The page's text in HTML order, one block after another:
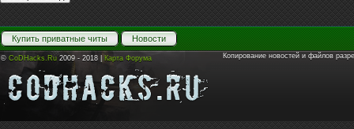
Купить приватные читы Новости
© CoDHacks.Ru 2009 - 2018 | Карта Форума Копирование новостей и файлов